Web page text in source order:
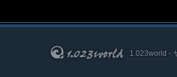
1.023world -